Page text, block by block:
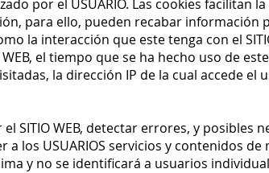
por el USUARIO. Las cookies facilitan
para ello, pueden recabar información
la interacción que este tenga con el
el tiempo que se ha hecho uso de
la dirección IP de la cual accede el
SITIO WEB, detectar errores, y posibles
los USUARIOS servicios y contenidos de
y no se identificará a usuarios